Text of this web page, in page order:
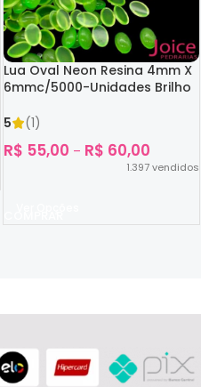
Lua Oval Neon Resina 4mm X
6mmc/5000-Unidades Brilho
5
(1)
R$ 55,00 – R$ 60,00
1.397vendidos